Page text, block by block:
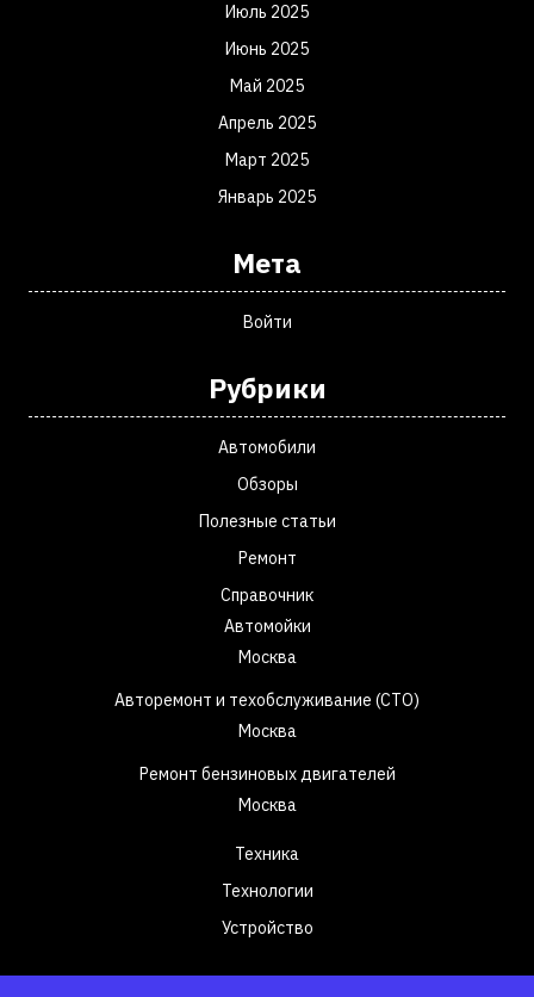
Июль 2025
Июнь 2025
Май 2025
Апрель 2025
Март 2025
Январь 2025
Мета
Войти
Рубрики
Автомобили
Обзоры
Полезные статьи
Ремонт
Справочник
Автомойки
Москва
Авторемонт и техобслуживание (СТО)
Москва
Ремонт бензиновых двигателей
Москва
Техника
Технологии
Устройство